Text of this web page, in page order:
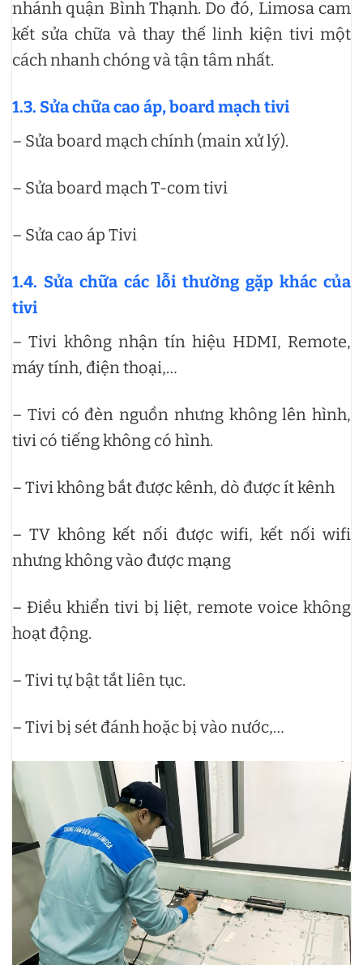
nhánh quận Bình Thạnh. Do đó, Limosa cam
kết sửa chữa và thay thế linh kiện tivi một
cách nhanh chóng và tận tâm nhất.
1.3. Sửa chữa cao áp, board mạch tivi
– Sửa board mạch chính (main xử lý).
– Sửa board mạch T-com tivi
– Sửa cao áp Tivi
1.4. Sửa chữa các lỗi thường gặp khác của
tivi
– Tivi không nhận tín hiệu HDMI, Remote,
máy tính, điện thoại,…
– Tivi có đèn nguồn nhưng không lên hình,
tivi có tiếng không có hình.
– Tivi không bắt được kênh, dò được ít kênh
– TV không kết nối được wifi, kết nối wifi
nhưng không vào được mạng
– Điều khiển tivi bị liệt, remote voice không
hoạt động.
– Tivi tự bật tắt liên tục.
– Tivi bị sét đánh hoặc bị vào nước,…